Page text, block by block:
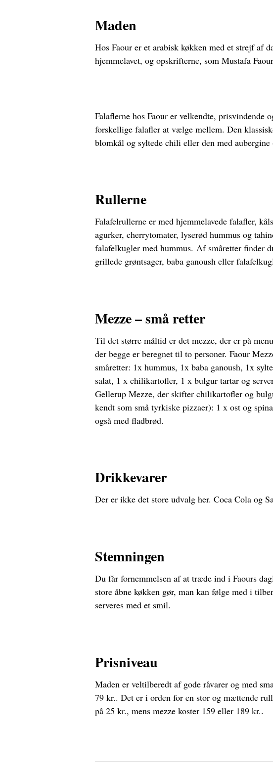
Maden
Hos Faour er et arabisk køkken med et strejf af
hjemmelavet, og opskrifterne, som Mustafa
Falaflerne hos Faour er velkendte, prisvindende
forskellige falafler at vælge mellem. Den
blomkål og syltede chili eller den med
Rullerne
Falafelrullerne er med hjemmelavede falafler,
agurker, cherrytomater, lyserød hummus og
falafelkugler med hummus. Af småretter finder
grillede grøntsager, baba ganoush eller
Mezze – små retter
Til det større måltid er det mezze, der er på
der begge er beregnet til to personer. Faour
småretter: 1x hummus, 1x baba ganoush, 1x
salat, 1 x chilikartofler, 1 x bulgur tartar og
Gellerup Mezze, der skifter chilikartofler og
kendt som små tyrkiske pizzaer): 1 x ost og
også med fladbrød.
Drikkevarer
Der er ikke det store udvalg her. Coca Cola og
Stemningen
Du får fornemmelsen af at træde ind i Faours
store åbne køkken gør, man kan følge med i
serveres med et smil.
Prisniveau
Maden er veltilberedt af gode råvarer og med
79 kr.. Det er i orden for en stor og mættende
på 25 kr., mens mezze koster 159 eller 189 kr..